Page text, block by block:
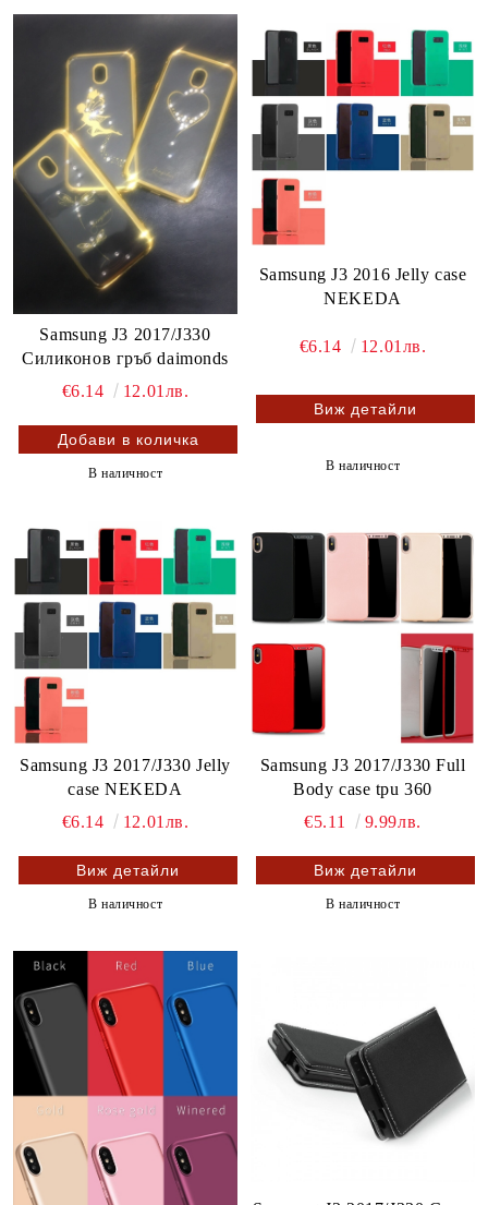
Samsung J3 2017/J330
Силиконов гръб daimonds
€6.14
12.01лв.
В наличност
Samsung J3 2016 Jelly case
NEKEDA
€6.14 12.01лв.
Виж детайли
В наличност
Samsung J3 2017/J330 Jelly
case NEKEDA
€6.14
12.01лв.
Виж детайли
В наличност
Samsung J3 2017/J330 Full
Body case tpu 360
€5.11
9.99лв.
Виж детайли
В наличност